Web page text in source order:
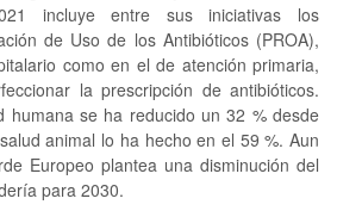
incluye entre sus iniciativas los
de Uso de los Antibióticos (PROA),
como en el de atención primaria,
la prescripción de antibióticos.
humana se ha reducido un 32 % desde
animal lo ha hecho en el 59 %. Aun
Europeo plantea una disminución del
para 2030.